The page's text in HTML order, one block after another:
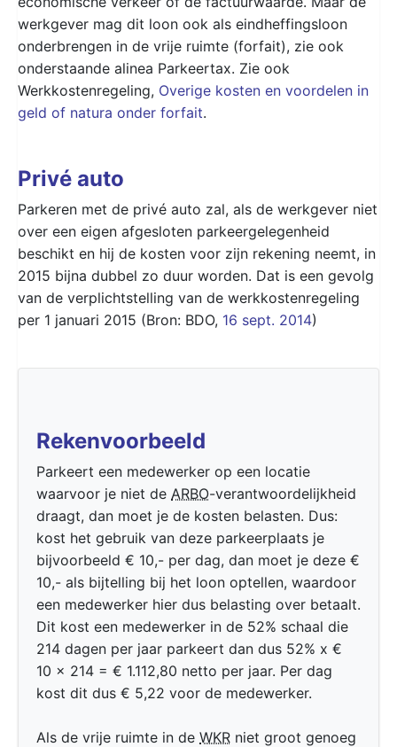
werkgever mag dit loon ook als eindheffingsloon
onderbrengen in de vrije ruimte (forfait), zie ook
onderstaande alinea Parkeertax. Zie ook
Werkkostenregeling, Overige kosten en voordelen in
geld of natura onder forfait.
Privé auto
Parkeren met de privé auto zal, als de werkgever niet
over een eigen afgesloten parkeergelegenheid
beschikt en hij de kosten voor zijn rekening neemt, in
2015 bijna dubbel zo duur worden. Dat is een gevolg
van de verplichtstelling van de werkkostenregeling
per 1 januari 2015 (Bron: BDO, 16 sept. 2014)
Rekenvoorbeeld
Parkeert een medewerker op een locatie
waarvoor je niet de ARBO-verantwoordelijkheid
draagt, dan moet je de kosten belasten. Dus:
kost het gebruik van deze parkeerplaats je
bijvoorbeeld € 10,- per dag, dan moet je deze €
10,- als bijtelling bij het loon optellen, waardoor
een medewerker hier dus belasting over betaalt.
Dit kost een medewerker in de 52% schaal die
214 dagen per jaar parkeert dan dus 52% x €
10 x 214 = € 1.112,80 netto per jaar. Per dag
kost dit dus € 5,22 voor de medewerker.
Als de vrije ruimte in de WKR niet groot genoeg